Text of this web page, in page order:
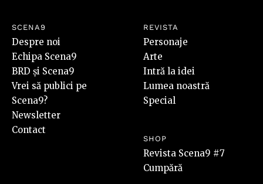
SCENA9
Despre noi
Echipa Scena9
BRD și Scena9
Vrei să publici pe
Scena9?
Newsletter
Contact
REVISTA
Personaje
Arte
Intră la idei
Lumea noastră
Special
SHOP
Revista Scena9 #7
Cumpără